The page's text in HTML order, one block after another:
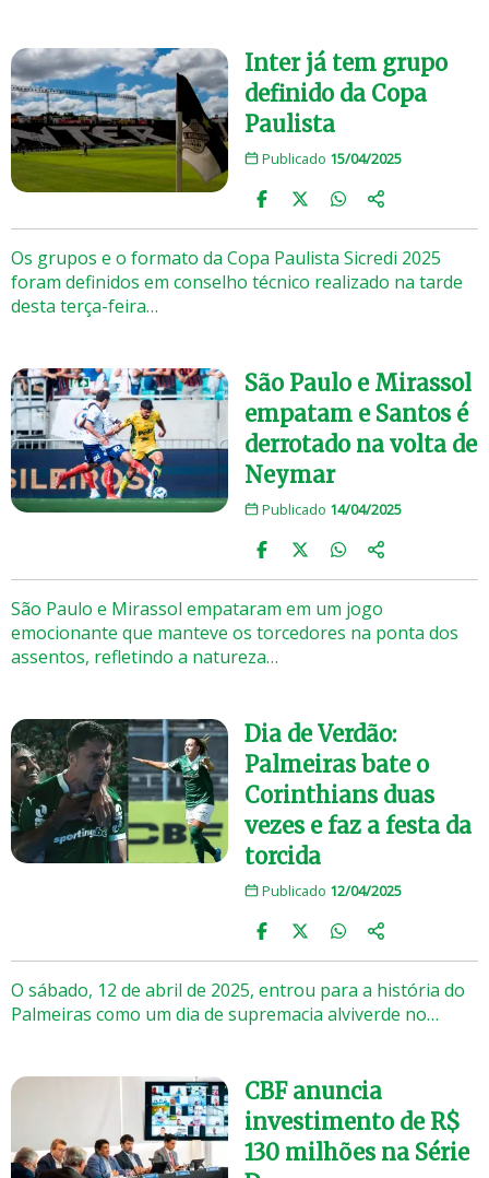
Inter já tem grupo
definido da Copa
Paulista
Publicado 15/04/2025
Os grupos e o formato da Copa Paulista Sicredi 2025
foram definidos em conselho técnico realizado na tarde
desta terça-feira…
São Paulo e Mirassol
empatam e Santos é
derrotado na volta de
Neymar
Publicado 14/04/2025
São Paulo e Mirassol empataram em um jogo
emocionante que manteve os torcedores na ponta dos
assentos, refletindo a natureza…
Dia de Verdão:
Palmeiras bate o
Corinthians duas
vezes e faz a festa da
torcida
Publicado 12/04/2025
O sábado, 12 de abril de 2025, entrou para a história do
Palmeiras como um dia de supremacia alviverde no…
CBF anuncia
investimento de R$
130 milhões na Série